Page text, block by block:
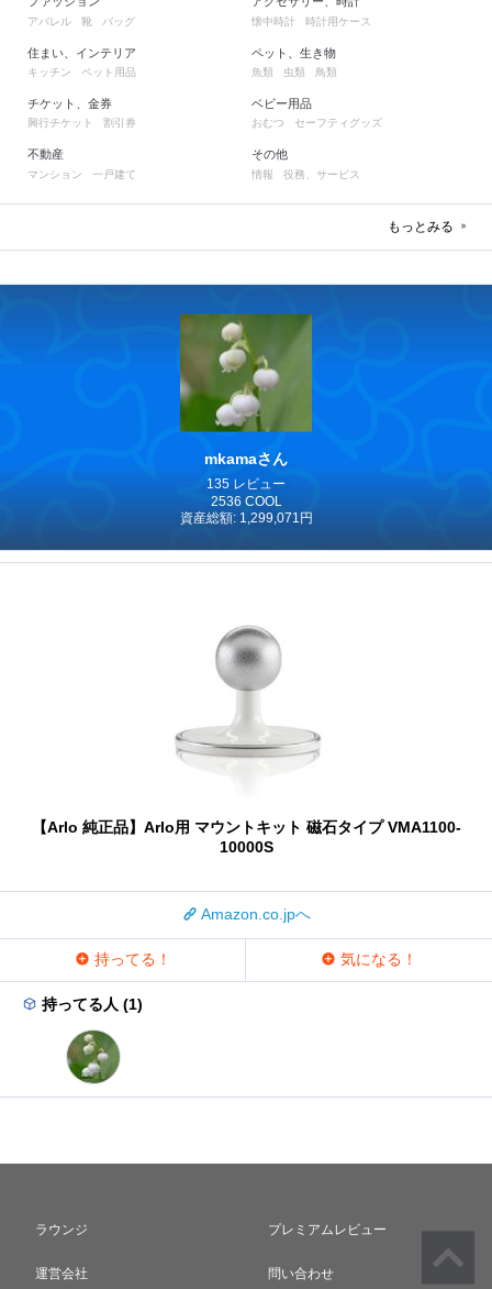
アパレル 靴 バッグ
住まい、インテリア
キッチン ペット用品
チケット、金券
興行チケット 割引券
不動産
マンション 一戸建て
懐中時計 時計用ケース
ペット、生き物
魚類 虫類 鳥類
ベビー用品
おむつ セーフティグッズ
その他
情報 役務、サービス
もっとみる
mkamaさん
135 レビュー
2536 COOL
資産総額: 1,299,071円
【Arlo 純正品】Arlo用 マウントキット 磁石タイプ VMA1100-
10000S
Amazon.co.jpへ
持ってる！ 気になる！
持ってる人 (1)
ラウンジ プレミアムレビュー
運営会社 問い合わせ